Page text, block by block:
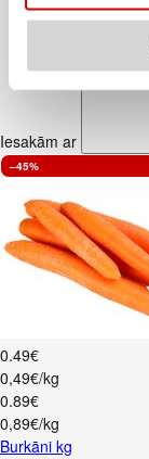
Iesakām ar
–45%
0.49€
0,49€/kg
0.89€
0,89€/kg
Burkāni kg